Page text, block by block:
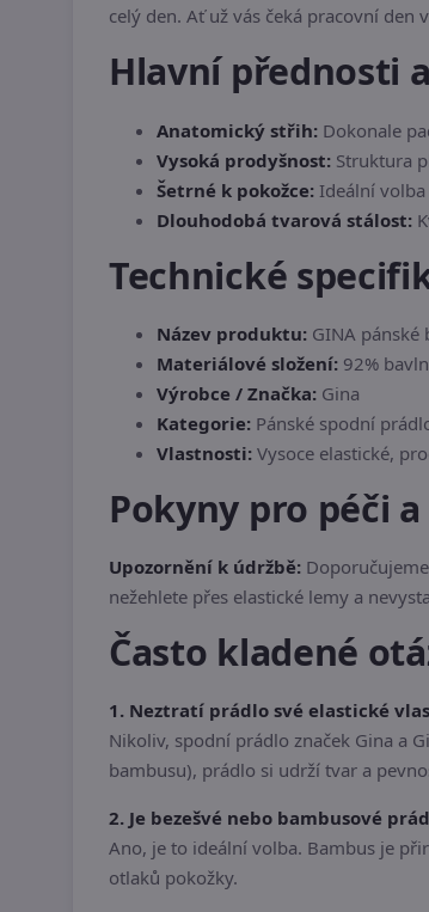
celý den. Ať už vás čeká pracovní
Hlavní přednosti
Anatomický střih: Dokonale
Vysoká prodyšnost: Struktura
Šetrné k pokožce: Ideální
Dlouhodobá tvarová stálost:
Technické
Název produktu: GINA
Materiálové složení: 92%
Výrobce / Značka: Gina
Kategorie: Pánské spodní
Vlastnosti: Vysoce elastické,
Pokyny pro péči
Upozornění k údržbě:
nežehlete přes elastické lemy a
Často kladené
1. Neztratí prádlo své elastické
Nikoliv, spodní prádlo značek Gina a
bambusu), prádlo si udrží tvar a
2. Je bezešvé nebo bambusové
Ano, je to ideální volba. Bambus je
otlaků pokožky.